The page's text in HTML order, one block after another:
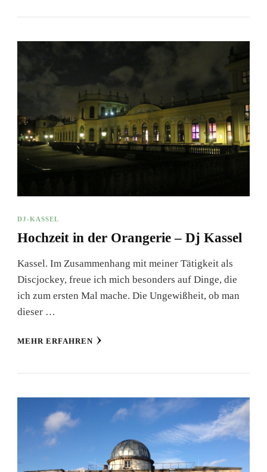
DJ-KASSEL
Hochzeit in der Orangerie – Dj Kassel
Kassel. Im Zusammenhang mit meiner Tätigkeit als
Discjockey, freue ich mich besonders auf Dinge, die
ich zum ersten Mal mache. Die Ungewißheit, ob man
dieser …
MEHR ERFAHREN